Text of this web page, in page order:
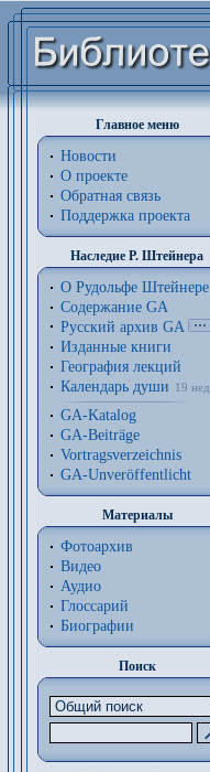
Главное меню
Новости
О проекте
Обратная связь
Поддержка проекта
Наследие Р. Штейнера
О Рудольфе Штейнере
Содержание GA
Русский архив GA
Изданные книги
География лекций
Календарь души
19 нед.
GA-Katalog
GA-Beiträge
Vortragsverzeichnis
GA-Unveröffentlicht
Материалы
Фотоархив
Видео
Аудио
Глоссарий
Биографии
Поиск